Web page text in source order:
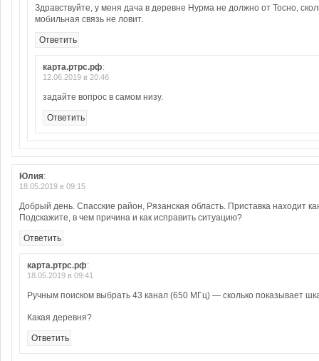
Здравствуйте, у меня дача в деревне Нурма не должно от Тосно,
мобильная связь не ловит.
Ответить
карта.ртрс.рф:
12.06.2019 в 20:46
задайте вопрос в самом низу.
Ответить
Юлия:
18.05.2019 в 09:15
Добрый день. Спасские район, Рязанская область. Приставка находит
Подскажите, в чем причина и как исправить ситуацию?
Ответить
карта.ртрс.рф:
18.05.2019 в 09:41
Ручным поиском выбрать 43 канал (650 МГц) — сколько показывает
Какая деревня?
Ответить